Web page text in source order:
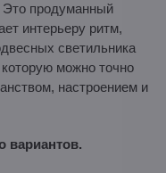
Это продуманный
интерьеру ритм,
светильника
можно точно
настроением и
вариантов.